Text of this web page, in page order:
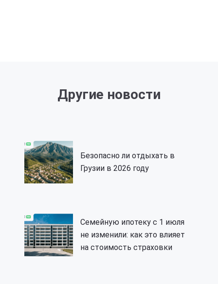
Другие новости
Безопасно ли отдыхать в
Грузии в 2026 году
Семейную ипотеку с 1 июля
не изменили: как это влияет
на стоимость страховки